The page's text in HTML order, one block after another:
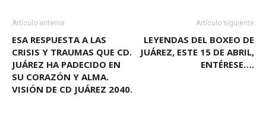
Artículo anterior
ESA RESPUESTA A LAS
CRISIS Y TRAUMAS QUE CD.
JUÁREZ HA PADECIDO EN
SU CORAZÓN Y ALMA.
VISIÓN DE CD JUÁREZ 2040.
Artículo siguiente
LEYENDAS DEL BOXEO DE
JUÁREZ, ESTE 15 DE ABRIL,
ENTÉRESE….